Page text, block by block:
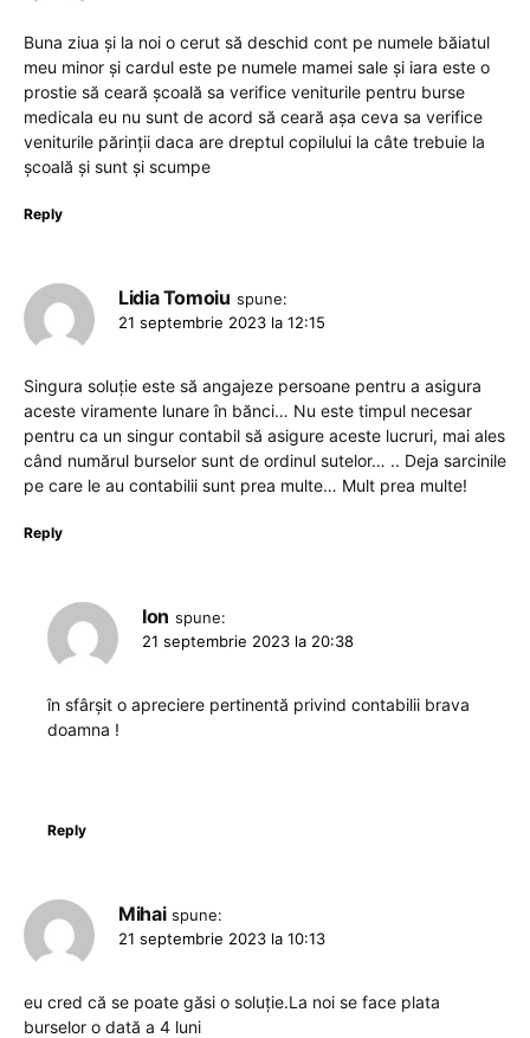
Buna ziua și la noi o cerut să deschid cont pe numele băiatul
meu minor și cardul este pe numele mamei sale și iara este o
prostie să ceară școală sa verifice veniturile pentru burse
medicala eu nu sunt de acord să ceară așa ceva sa verifice
veniturile părinții daca are dreptul copilului la câte trebuie la
școală și sunt și scumpe
Reply
Lidia Tomoiu spune:
21 septembrie 2023 la 12:15
Singura soluție este să angajeze persoane pentru a asigura
aceste viramente lunare în bănci… Nu este timpul necesar
pentru ca un singur contabil să asigure aceste lucruri, mai ales
când numărul burselor sunt de ordinul sutelor… .. Deja sarcinile
pe care le au contabilii sunt prea multe… Mult prea multe!
Reply
Ion spune:
21 septembrie 2023 la 20:38
în sfârșit o apreciere pertinentă privind contabilii brava
doamna !
Reply
Mihai spune:
21 septembrie 2023 la 10:13
eu cred că se poate găsi o soluție.La noi se face plata
burselor o dată a 4 luni